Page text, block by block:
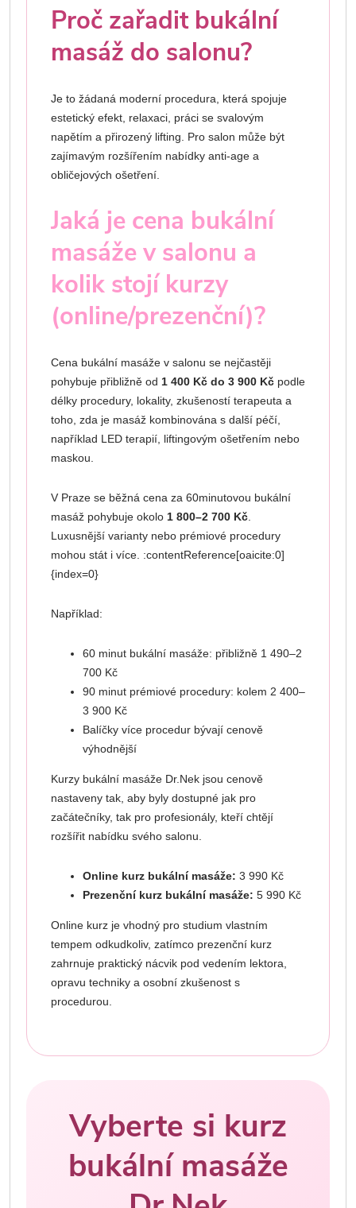
Proč zařadit bukální
masáž do salonu?
Je to žádaná moderní procedura, která spojuje
estetický efekt, relaxaci, práci se svalovým
napětím a přirozený lifting. Pro salon může být
zajímavým rozšířením nabídky anti-age a
obličejových ošetření.
Jaká je cena bukální
masáže v salonu a
kolik stojí kurzy
(online/prezenční)?
Cena bukální masáže v salonu se nejčastěji
pohybuje přibližně od 1 400 Kč do 3 900 Kč podle
délky procedury, lokality, zkušeností terapeuta a
toho, zda je masáž kombinována s další péčí,
například LED terapií, liftingovým ošetřením nebo
maskou.
V Praze se běžná cena za 60minutovou bukální
masáž pohybuje okolo 1 800–2 700 Kč.
Luxusnější varianty nebo prémiové procedury
mohou stát i více. :contentReference[oaicite:0]
{index=0}
Například:
60 minut bukální masáže: přibližně 1 490–2
700 Kč
90 minut prémiové procedury: kolem 2 400–
3 900 Kč
Balíčky více procedur bývají cenově
výhodnější
Kurzy bukální masáže Dr.Nek jsou cenově
nastaveny tak, aby byly dostupné jak pro
začátečníky, tak pro profesionály, kteří chtějí
rozšířit nabídku svého salonu.
Online kurz bukální masáže: 3 990 Kč
Prezenční kurz bukální masáže: 5 990 Kč
Online kurz je vhodný pro studium vlastním
tempem odkudkoliv, zatímco prezenční kurz
zahrnuje praktický nácvik pod vedením lektora,
opravu techniky a osobní zkušenost s
procedurou.
Vyberte si kurz
bukální masáže